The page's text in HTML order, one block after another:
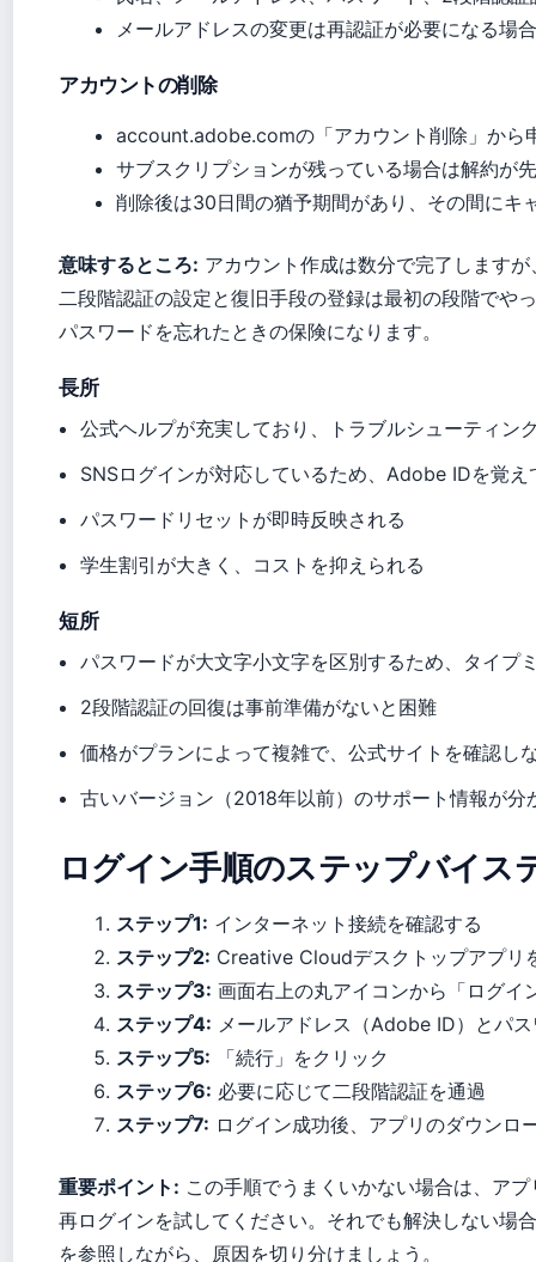
メールアドレスの変更は再認証が必要になる場
アカウントの削除
account.adobe.comの「アカウント削除」から
サブスクリプションが残っている場合は解約が先
削除後は30日間の猶予期間があり、その間にキ
意味するところ: アカウント作成は数分で完了します
二段階認証の設定と復旧手段の登録は最初の段階でや
パスワードを忘れたときの保険になります。
長所
公式ヘルプが充実しており、トラブルシューティン
SNSログインが対応しているため、Adobe IDを覚
パスワードリセットが即時反映される
学生割引が大きく、コストを抑えられる
短所
パスワードが大文字小文字を区別するため、タイプ
2段階認証の回復は事前準備がないと困難
価格がプランによって複雑で、公式サイトを確認し
古いバージョン（2018年以前）のサポート情報が分
ログイン手順のステップバイス
ステップ1: インターネット接続を確認する
ステップ2: Creative Cloudデスクトップアプリ
ステップ3: 画面右上の丸アイコンから「ログイ
ステップ4: メールアドレス（Adobe ID）とパ
ステップ5: 「続行」をクリック
ステップ6: 必要に応じて二段階認証を通過
ステップ7: ログイン成功後、アプリのダウンロ
重要ポイント: この手順でうまくいかない場合は、ア
再ログインを試してください。それでも解決しない場
を参照しながら、原因を切り分けましょう。